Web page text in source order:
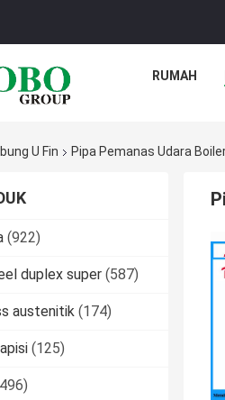
RUMAH
U Fin Pipa Pemanas Udara
(922)
duplex super (587)
austenitik (174)
(125)